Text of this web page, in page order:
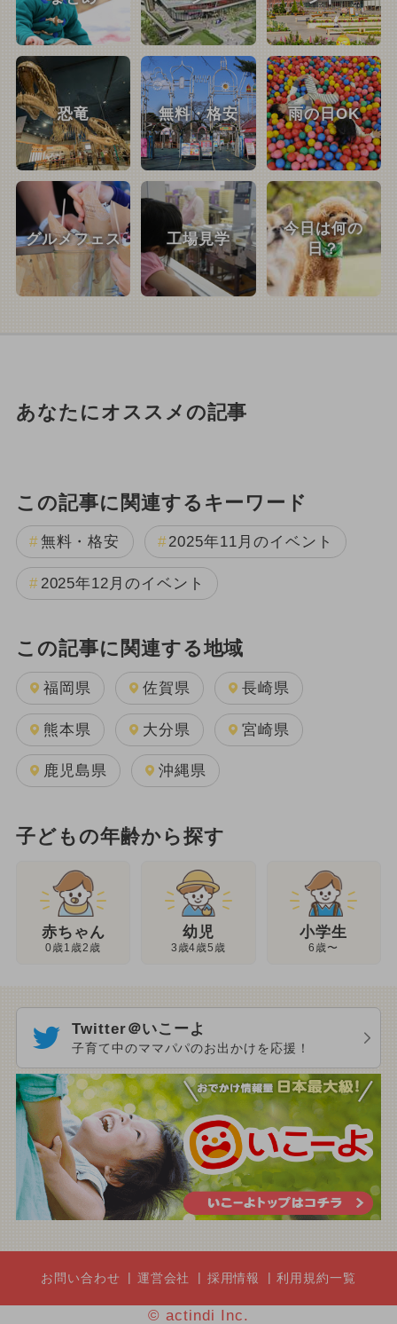
恐竜 無料・格安 雨の日OK
グルメフェス 工場見学
今日は何の
日？
あなたにオススメの記事
この記事に関連するキーワード
無料・格安 2025年11月のイベント
2025年12月のイベント
この記事に関連する地域
福岡県 佐賀県 長崎県
熊本県 大分県 宮崎県
鹿児島県 沖縄県
子どもの年齢から探す
赤ちゃん
0歳1歳2歳
幼児
3歳4歳5歳
小学生
6歳〜
Twitter＠いこーよ
子育て中のママパパのお出かけを応援！
お問い合わせ 運営会社 採用情報 利用規約一覧
© actindi Inc.